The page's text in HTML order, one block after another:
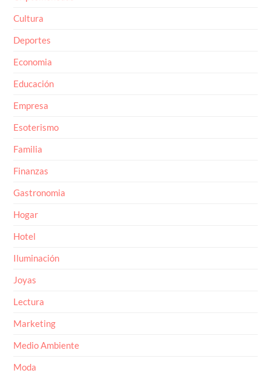
Cultura
Deportes
Economia
Educación
Empresa
Esoterismo
Familia
Finanzas
Gastronomia
Hogar
Hotel
Iluminación
Joyas
Lectura
Marketing
Medio Ambiente
Moda